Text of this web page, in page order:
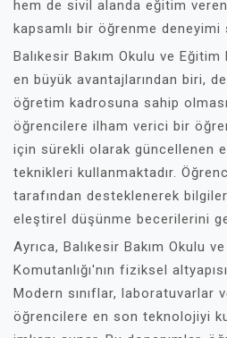
hem de sivil alanda eğitim
kapsamlı bir öğrenme deneyimi
Balıkesir Bakım Okulu ve Eğitim
en büyük avantajlarından biri,
öğretim kadrosuna sahip
öğrencilere ilham verici bir
için sürekli olarak güncellenen
teknikleri kullanmaktadır.
tarafından desteklenerek
eleştirel düşünme becerilerini
Ayrıca, Balıkesir Bakım Okulu
Komutanlığı'nın fiziksel
Modern sınıflar, laboratuvarlar
öğrencilere en son teknolojiyi